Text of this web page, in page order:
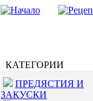
КАТЕГОРИИ
ПРЕДЯСТИЯ И
ЗАКУСКИ